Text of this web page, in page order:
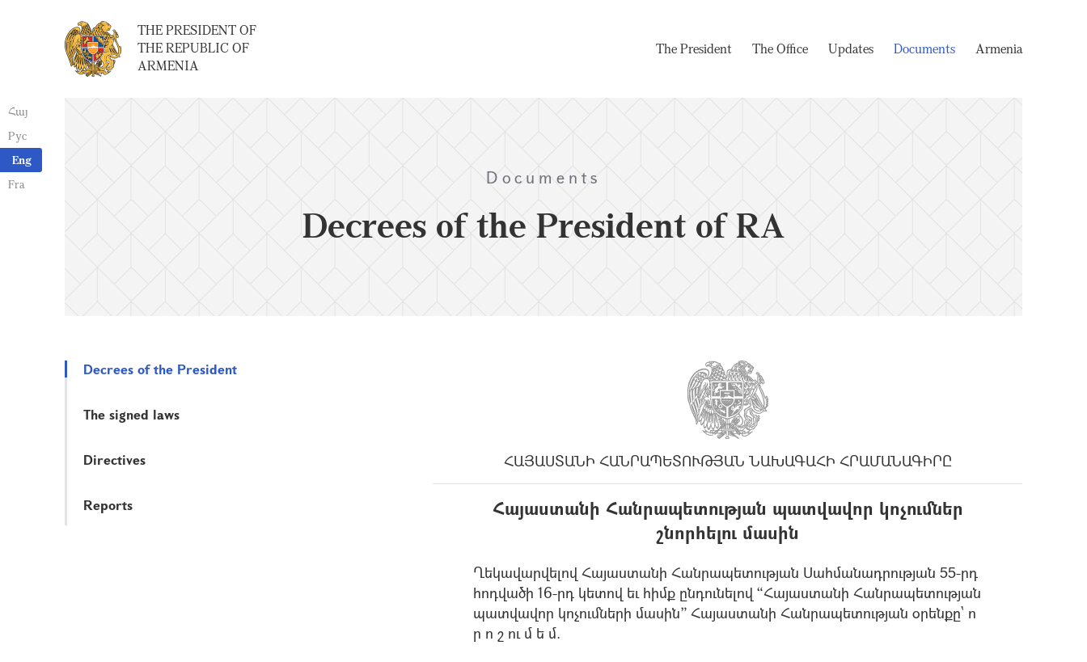
Հայ
Рус
Eng
Fra
THE PRESIDENT OF
THE REPUBLIC OF
ARMENIA
The President The Office Updates Documents Armenia
Documents
Decrees of the President of RA
Decrees of the President
The signed laws
Directives
Reports
ՀԱՅԱՍՏԱՆԻ ՀԱՆՐԱՊԵՏՈՒԹՅԱՆ ՆԱԽԱԳԱՀԻ ՀՐԱՄԱՆԱԳԻՐԸ
Հայաստանի Հանրապետության պատվավոր կոչումներ
շնորհելու մասին
Ղեկավարվելով Հայաստանի Հանրապետության Սահմանադրության 55-րդ
հոդվածի 16-րդ կետով եւ հիմք ընդունելով “Հայաստանի Հանրապետության
պատվավոր կոչումների մասին” Հայաստանի Հանրապետության օրենքը` ո
ր ո շ ու մ ե մ.